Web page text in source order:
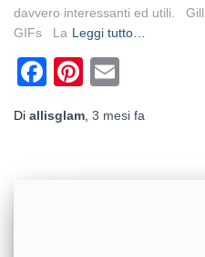
davvero interessanti ed utili.
GIFs La Leggi tutto…
Facebook
Pinterest
Di allisglam 3 mesi fa